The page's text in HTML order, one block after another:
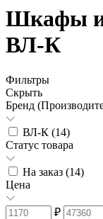
Шкафы
ВЛ-К
Фильтры
Скрыть
Бренд
ВЛ-К (14)
Статус товара
На заказ (14)
Цена
₽